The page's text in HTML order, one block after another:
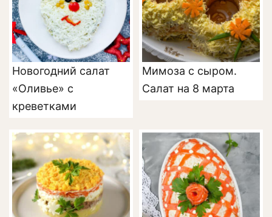
Новогодний салат
«Оливье» с
креветками
Мимоза с сыром.
Салат на 8 марта